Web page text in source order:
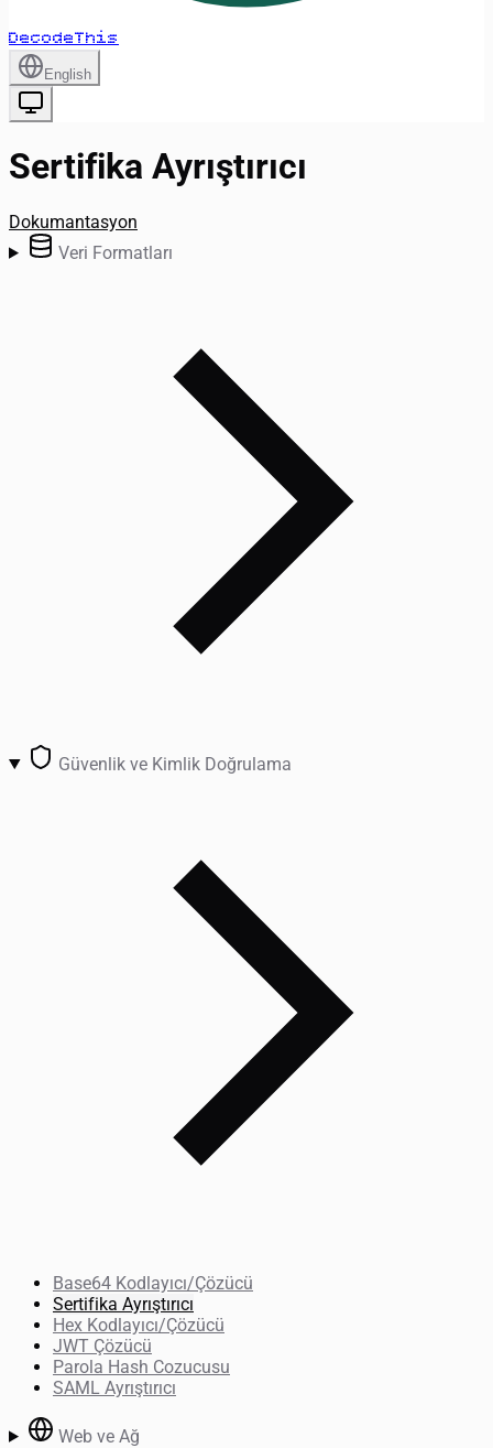
DecodeThis
English
Sertifika Ayrıştırıcı
Dokumantasyon
Veri Formatları
Güvenlik ve Kimlik Doğrulama
Base64 Kodlayıcı/Çözücü
Sertifika Ayrıştırıcı
Hex Kodlayıcı/Çözücü
JWT Çözücü
Parola Hash Cozucusu
SAML Ayrıştırıcı
Web ve Ağ